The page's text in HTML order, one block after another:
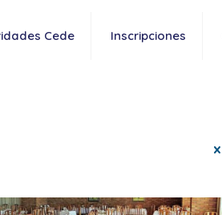
Cede Inscripciones